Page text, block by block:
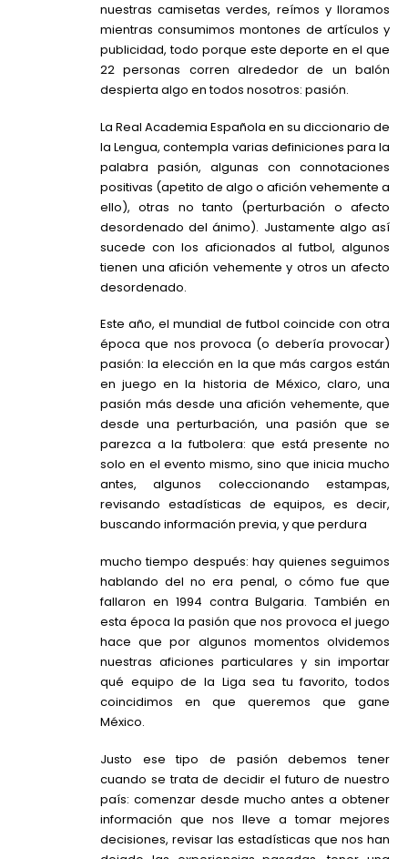
nuestras camisetas verdes, reímos y lloramos
mientras consumimos montones de artículos y
publicidad, todo porque este deporte en el que
22 personas corren alrededor de un balón
despierta algo en todos nosotros: pasión.
La Real Academia Española en su diccionario de
la Lengua, contempla varias definiciones para la
palabra pasión, algunas con connotaciones
positivas (apetito de algo o afición vehemente a
ello), otras no tanto (perturbación o afecto
desordenado del ánimo). Justamente algo así
sucede con los aficionados al futbol, algunos
tienen una afición vehemente y otros un afecto
desordenado.
Este año, el mundial de futbol coincide con otra
época que nos provoca (o debería provocar)
pasión: la elección en la que más cargos están
en juego en la historia de México, claro, una
pasión más desde una afición vehemente, que
desde una perturbación, una pasión que se
parezca a la futbolera: que está presente no
solo en el evento mismo, sino que inicia mucho
antes, algunos coleccionando estampas,
revisando estadísticas de equipos, es decir,
buscando información previa, y que perdura
mucho tiempo después: hay quienes seguimos
hablando del no era penal, o cómo fue que
fallaron en 1994 contra Bulgaria. También en
esta época la pasión que nos provoca el juego
hace que por algunos momentos olvidemos
nuestras aficiones particulares y sin importar
qué equipo de la Liga sea tu favorito, todos
coincidimos en que queremos que gane
México.
Justo ese tipo de pasión debemos tener
cuando se trata de decidir el futuro de nuestro
país: comenzar desde mucho antes a obtener
información que nos lleve a tomar mejores
decisiones, revisar las estadísticas que nos han